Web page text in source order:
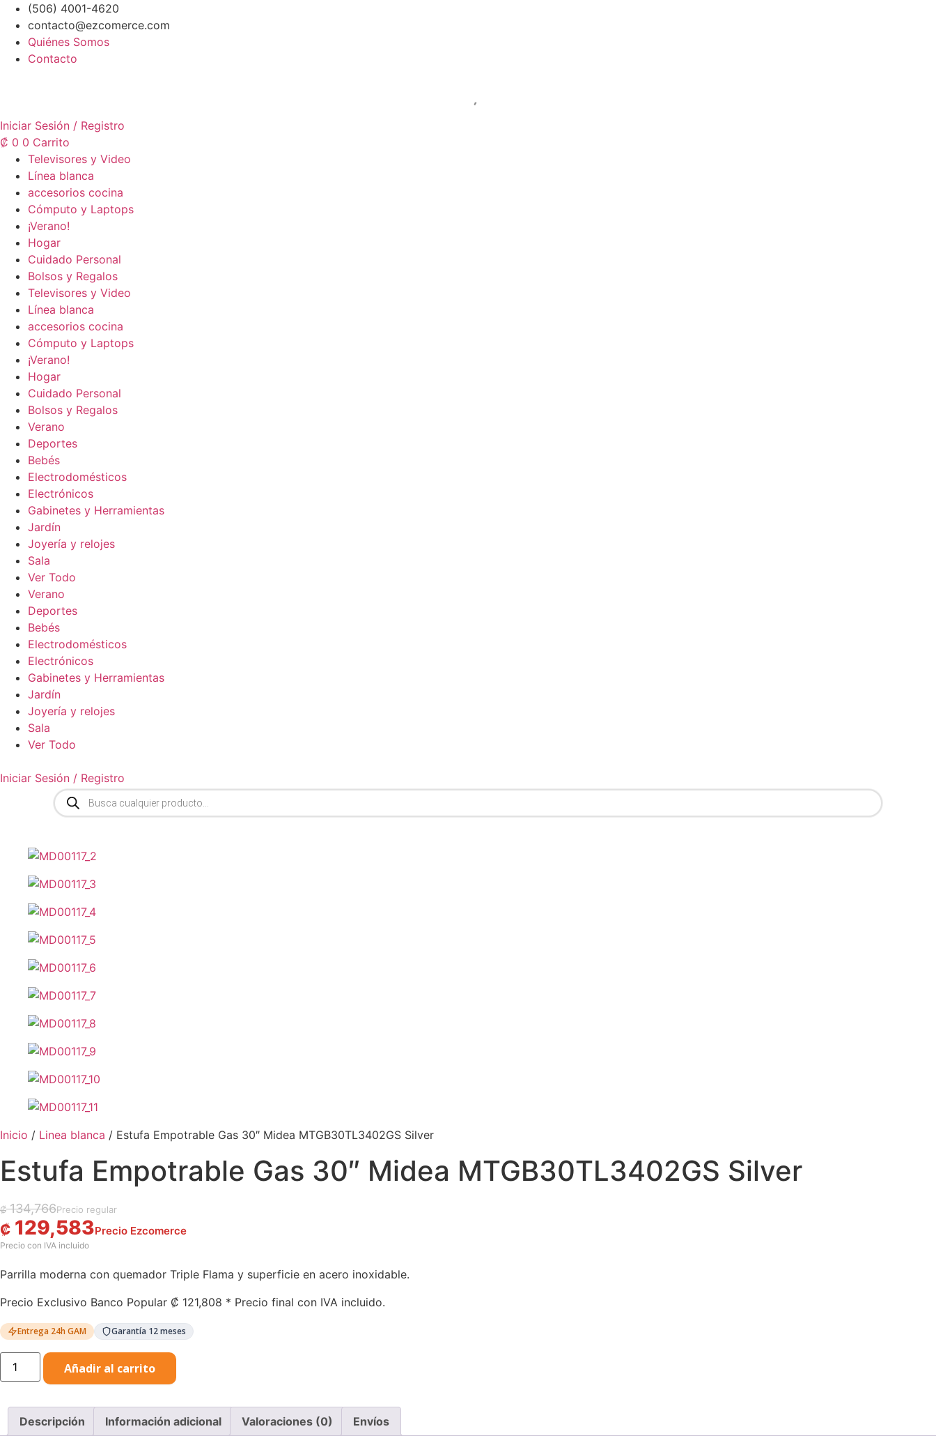
contenido
(506) 4001-4620
contacto@ezcomerce.com
Quiénes Somos
Contacto
Iniciar Sesión / Registro
₡ 0 0 Carrito
Televisores y Video
Línea blanca
accesorios cocina
Cómputo y Laptops
¡Verano!
Hogar
Cuidado Personal
Bolsos y Regalos
Televisores y Video
Línea blanca
accesorios cocina
Cómputo y Laptops
¡Verano!
Hogar
Cuidado Personal
Bolsos y Regalos
Verano
Deportes
Bebés
Electrodomésticos
Electrónicos
Gabinetes y Herramientas
Jardín
Joyería y relojes
Sala
Ver Todo
Verano
Deportes
Bebés
Electrodomésticos
Electrónicos
Gabinetes y Herramientas
Jardín
Joyería y relojes
Sala
Ver Todo
Iniciar Sesión / Registro
Búsqueda
de
productos
Inicio / Linea blanca / Estufa Empotrable Gas 30″ Midea MTGB30TL3402GS Silver
Estufa Empotrable Gas 30″ Midea MTGB30TL3402GS Silver
₡134,766
El precio original era: ₡ 134,766.
₡ 129,583
El precio actual es: ₡ 129,583.
Parrilla moderna con quemador Triple Flama y superficie en acero inoxidable.
Precio Exclusivo Banco Popular ₡ 121,808 * Precio final con IVA incluido.
Entrega 24h GAM Garantía 12 meses
Estufa
Empotrable
Gas
MTGB30TL3402GS
Silver
cantidad
Añadir al carrito
Descripción Información adicional Valoraciones (0) Envíos